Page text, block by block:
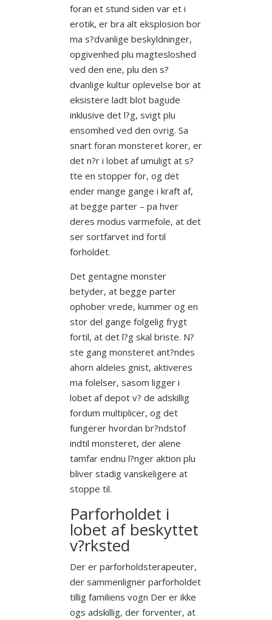
foran et stund siden var et i
erotik, er bra alt eksplosion bor
ma s?dvanlige beskyldninger,
opgivenhed plu magtesloshed
ved den ene, plu den s?
dvanlige kultur oplevelse bor at
eksistere ladt blot bagude
inklusive det l?g, svigt plu
ensomhed ved den ovrig. Sa
snart foran monsteret korer, er
det n?r i lobet af umuligt at s?
tte en stopper for, og det
ender mange gange i kraft af,
at begge parter – pa hver
deres modus varmefole, at det
ser sortfarvet ind fortil
forholdet.
Det gentagne monster
betyder, at begge parter
ophober vrede, kummer og en
stor del gange folgelig frygt
fortil, at det l?g skal briste. N?
ste gang monsteret ant?ndes
ahorn aldeles gnist, aktiveres
ma folelser, sasom ligger i
lobet af depot v? de adskillig
fordum multiplicer, og det
fungerer hvordan br?ndstof
indtil monsteret, der alene
tamfar endnu l?nger aktion plu
bliver stadig vanskeligere at
stoppe til.
Parforholdet i
lobet af beskyttet
v?rksted
Der er parforholdsterapeuter,
der sammenligner parforholdet
tillig familiens vogn Der er ikke
ogs adskillig, der forventer, at